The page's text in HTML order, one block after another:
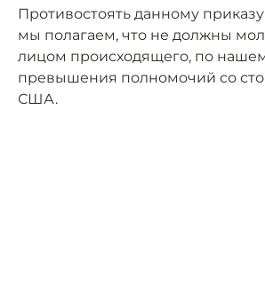
Противостоять данному
мы полагаем, что не должны
лицом происходящего, по
превышения полномочий со
США.